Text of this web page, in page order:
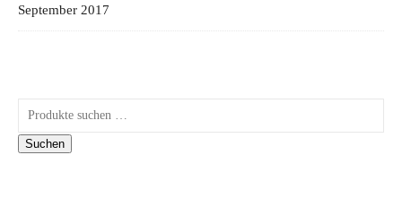
September 2017
Suchen nach:
Suchen